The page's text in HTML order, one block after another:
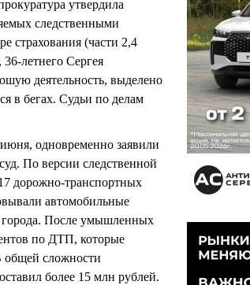
утвердила
следственными
страхования (части 2,4
летнего Сергея
деятельность, выделено
в бегах. Судьи по делам
одновременно заявили
По версии следственной
дорожно-транспортных
автомобильные
города. После умышленных
по ДТП, которые
общей сложности
более 15 млн рублей.